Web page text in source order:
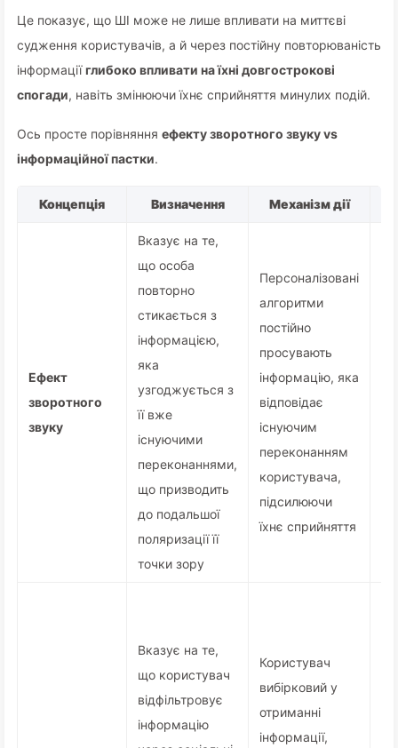
Це показує, що ШІ може не лише впливати на миттєві
судження користувачів, а й через постійну повторюваність
інформаціїглибоко впливати на їхні довгострокові
спогади, навіть змінюючи їхнє сприйняття минулих подій.
Ось просте порівняння ефекту зворотного звуку vs
інформаційної пастки.
Концепція Визначення Механізм дії
Ефект
зворотного
звуку
Вказує на те,
що особа
повторно
стикається з
інформацією,
яка
узгоджується з
її вже
існуючими
переконаннями,
що призводить
до подальшої
поляризації її
точки зору
Персоналізовані
алгоритми
постійно
просувають
інформацію, яка
відповідає
існуючим
переконанням
користувача,
підсилюючи
їхнє сприйняття
Вказує на те,
що користувач
відфільтровує
інформацію
Користувач
вибірковий у
отриманні
інформації,